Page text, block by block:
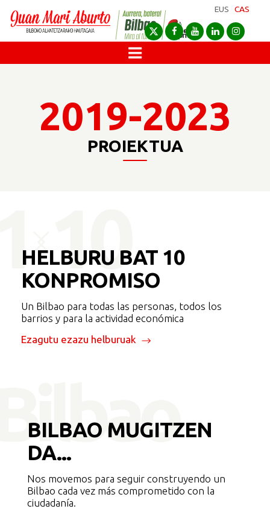
EUS CAS
2019-2023
PROIEKTUA
HELBURU BAT 10
KONPROMISO
Un Bilbao para todas las personas, todos los
barrios y para la actividad económica
Ezagutu ezazu helburuak
BILBAO MUGITZEN
DA...
Nos movemos para seguir construyendo un
Bilbao cada vez más comprometido con la
ciudadanía.